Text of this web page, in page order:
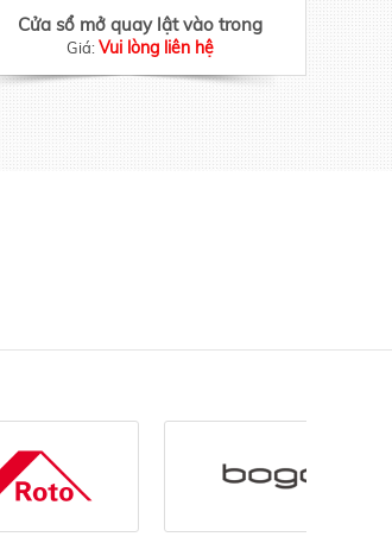
Cửa sổ mở quay lật vào trong
Giá:Vui lòng liên hệ